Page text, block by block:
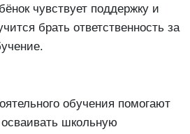
чувствует поддержку и
брать ответственность за
обучения помогают
школьную